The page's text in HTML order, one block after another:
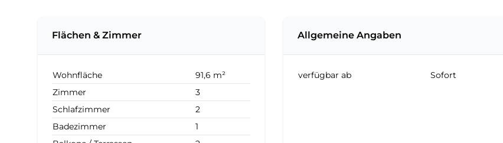
Flächen & Zimmer
Wohnfläche
91,6 m²
Zimmer
3
Schlafzimmer
2
Badezimmer
1
Allgemeine Angaben
verfügbar ab Sofort